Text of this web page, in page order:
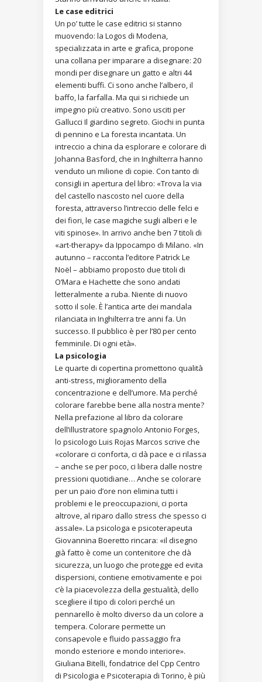
Le case editrici
Un po’ tutte le case editrici si stanno
muovendo: la Logos di Modena,
specializzata in arte e grafica, propone
una collana per imparare a disegnare: 20
mondi per disegnare un gatto e altri 44
elementi buffi. Ci sono anche l’albero, il
baffo, la farfalla. Ma qui si richiede un
impegno più creativo. Sono usciti per
Gallucci Il giardino segreto. Giochi in punta
di pennino e La foresta incantata. Un
intreccio a china da esplorare e colorare di
Johanna Basford, che in Inghilterra hanno
venduto un milione di copie. Con tanto di
consigli in apertura del libro: «Trova la via
del castello nascosto nel cuore della
foresta, attraverso l’intreccio delle felci e
dei fiori, le case magiche sugli alberi e le
viti spinose». In arrivo anche ben 7 titoli di
«art-therapy» da Ippocampo di Milano. «In
autunno – racconta l’editore Patrick Le
Noël – abbiamo proposto due titoli di
O’Mara e Hachette che sono andati
letteralmente a ruba. Niente di nuovo
sotto il sole. È l’antica arte dei mandala
rilanciata in Inghilterra tre anni fa. Un
successo. Il pubblico è per l’80 per cento
femminile. Di ogni età».
La psicologia
Le quarte di copertina promettono qualità
anti-stress, miglioramento della
concentrazione e dell’umore. Ma perché
colorare farebbe bene alla nostra mente?
Nella prefazione al libro da colorare
dell’illustratore spagnolo Antonio Forges,
lo psicologo Luis Rojas Marcos scrive che
«colorare ci conforta, ci dà pace e ci rilassa
– anche se per poco, ci libera dalle nostre
pressioni quotidiane… Anche se colorare
per un paio d’ore non elimina tutti i
problemi e le preoccupazioni, ci porta
altrove, al riparo dallo stress che spesso ci
assale». La psicologa e psicoterapeuta
Giovannina Boeretto rincara: «il disegno
già fatto è come un contenitore che dà
sicurezza, un luogo che protegge ed evita
dispersioni, contiene emotivamente e poi
c’è la piacevolezza della gestualità, dello
scegliere il tipo di colori perché un
pennarello è molto diverso da un colore a
tempera. Colorare permette un
consapevole e fluido passaggio fra
mondo esteriore e mondo interiore».
Giuliana Bitelli, fondatrice del Cpp Centro
di Psicologia e Psicoterapia di Torino, è più